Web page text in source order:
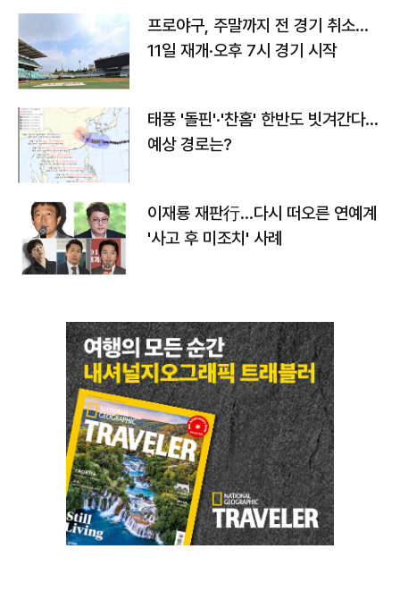
프로야구, 주말까지 전 경기 취소…
11일 재개·오후 7시 경기 시작
태풍 '돌핀'·'찬홈' 한반도 빗겨간다…
예상 경로는?
이재룡 재판行…다시 떠오른 연예계
'사고 후 미조치' 사례